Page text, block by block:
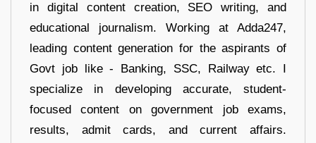
in digital content creation, SEO writing, and
educational journalism. Working at Adda247,
leading content generation for the aspirants of
Govt job like - Banking, SSC, Railway etc. I
specialize in developing accurate, student-
focused content on government job exams,
results, admit cards, and current affairs.